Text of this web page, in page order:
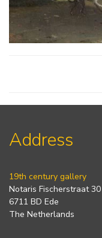
Address
19th century gallery
Notaris Fischerstraat 30
6711 BD Ede
The Netherlands